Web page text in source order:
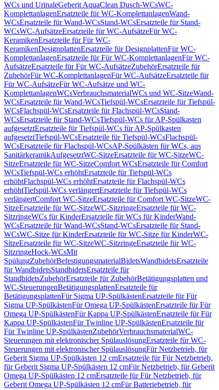
WCs und UrinaleGeberit AquaClean Dusch-WCsWC-
KomplettanlagenErsatzteile für WC-KomplettanlagenWand-
WCsErsatzteile für Wand-WCsStand-WCsErsatzteile für Stand-
WCsWC-AufsätzeErsatzteile für WC-AufsätzeFür WC-
KeramikenErsatzteile für Für WC-
KeramikenDesignplattenErsatzteile für DesignplattenFür WC-
KomplettanlagenErsatzteile für Für WC-KomplettanlagenFür WC-
AufsätzeErsatzteile für Für WC-AufsätzeZubehörErsatzteile für
ZubehörFür WC-KomplettanlagenFür WC-AufsätzeErsatzteile für
Für WC-AufsätzeFür WC-Aufsätze und WC-
KomplettanlagenWCsVerbrauchsmaterialWCs und WC-SitzeWand-
WCsErsatzteile für Wand-WCsTiefspül-WCsErsatzteile für Tiefspül-
WCsFlachspül-WCsErsatzteile für Flachspül-WCsStand-
WCsErsatzteile für Stand-WCsTiefspül-WCs für AP-Spülkasten
aufgesetztErsatzteile für Tiefspül-WCs für AP-Spülkasten
aufgesetztTiefspül-WCsErsatzteile für Tiefspül-WCsFlachspül-
WCsErsatzteile für Flachspül-WCsAP-Spülkästen für WCs, aus
SanitärkeramikAufgesetztWC-SitzeErsatzteile für WC-SitzeWC-
SitzeErsatzteile für WC-SitzeComfort WCsErsatzteile für Comfort
WCsTiefspül-WCs erhöhtErsatzteile für Tiefspül-WCs
erhöhtFlachspül-WCs erhöhtErsatzteile für Flachspül-WCs
erhöhtTiefspül-WCs verlängertErsatzteile für Tiefspül-WCs
verlängertComfort WC-SitzeErsatzteile für Comfort WC-SitzeWC-
SitzeErsatzteile für WC-SitzeWC-SitzringeErsatzteile für WC-
SitzringeWCs für KinderErsatzteile für WCs für KinderWand-
WCsErsatzteile für Wand-WCsStand-WCsErsatzteile für Stand-
WCsWC-Sitze für KinderErsatzteile für WC-Sitze für KinderWC-
SitzeErsatzteile für WC-SitzeWC-SitzringeErsatzteile für WC-
SitzringeHock-WCsMit
SpülungZubehörBefestigungsmaterialBidetsWandbidetsErsatzteile
für WandbidetsStandbidetsErsatzteile für
StandbidetsZubehörErsatzteile für ZubehörBetätigungsplatten und
WC-SteuerungenBetätigungsplattenErsatzteile für
BetätigungsplattenFür Sigma UP-SpülkästenErsatzteile für Für
Sigma UP-SpülkästenFür Omega UP-SpülkästenErsatzteile für Für
Omega UP-SpülkästenFür Kappa UP-SpülkästenErsatzteile für Für
Kappa UP-SpülkästenFür Twinline UP-SpülkästenErsatzteile für
Für Twinline UP-SpülkästenZubehörVerbrauchsmaterialWC-
Steuerungen mit elektronischer SpülauslösungErsatzteile für WC-
Steuerungen mit elektronischer SpülauslösungFür Netzbetrieb, für
Geberit Sigma UP-Spülkästen 12 cmErsatzteile für Für Netzbetrieb,
für Geberit Sigma UP-Spülkästen 12 cmFür Netzbetrieb, für Geberit
Omega UP-Spülkästen 12 cmErsatzteile für Für Netzbetrieb, für
Geberit Omega UP-Spülkästen 12 cmFür Batteriebetrieb, für